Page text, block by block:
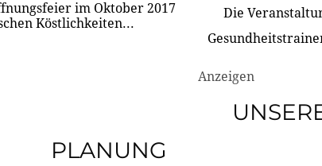
im Oktober 2017
Köstlichkeiten...
Die
Anzeigen
PLANUNG